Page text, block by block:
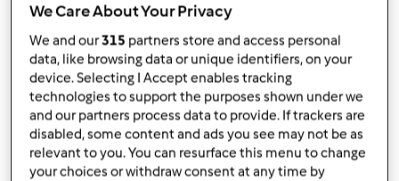
Składniki
ulubiony dżem lub sok własnej roboty
Legumina
1łyżka miodu gryczanego
2żółtka
1łyżka oliwy z oliwek lub masła,ja dałam oliwę
1/2łyżeczki cynamonu
We Care About Your Privacy
We and our315 partners store and access personal
data, like browsing data or unique identifiers, on your
device. Selecting I Accept enables tracking
technologies to support the purposes shown under we
and our partners process data to provide. If trackers are
disabled, some content and ads you see may not be as
relevant to you. You can resurface this menu to change
your choices or withdraw consent at any time by